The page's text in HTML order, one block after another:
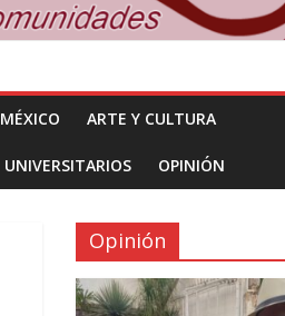
MÉXICO ARTE Y CULTURA
UNIVERSITARIOS OPINIÓN
Opinión